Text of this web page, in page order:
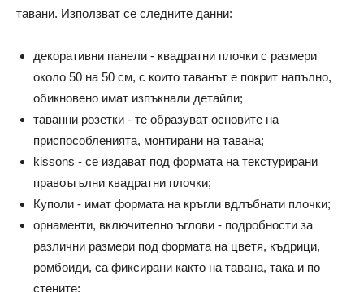
тавани. Използват се следните данни:
декоративни панели - квадратни плочки с размери
около 50 на 50 см, с които таванът е покрит напълно,
обикновено имат изпъкнали детайли;
таванни розетки - те образуват основите на
приспособленията, монтирани на тавана;
kissons - се издават под формата на текстурирани
правоъгълни квадратни плочки;
Куполи - имат формата на кръгли вдлъбнати плочки;
орнаменти, включително ъглови - подробности за
различни размери под формата на цветя, къдрици,
ромбоиди, са фиксирани както на тавана, така и по
стените;